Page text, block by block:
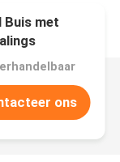
Buis met
ons